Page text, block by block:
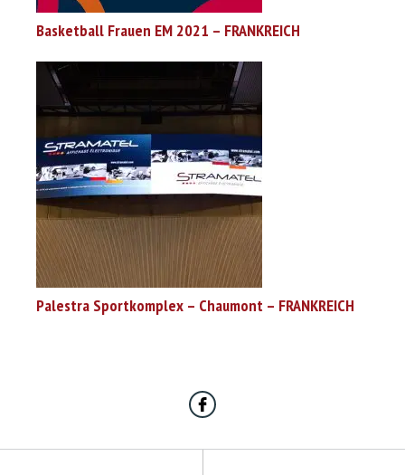
Basketball Frauen EM 2021 – FRANKREICH
Palestra Sportkomplex – Chaumont – FRANKREICH